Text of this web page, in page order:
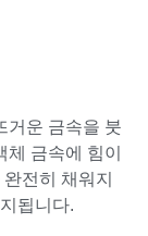
거운 금속을 붓
금속에 힘이
전히 채워지
됩니다.